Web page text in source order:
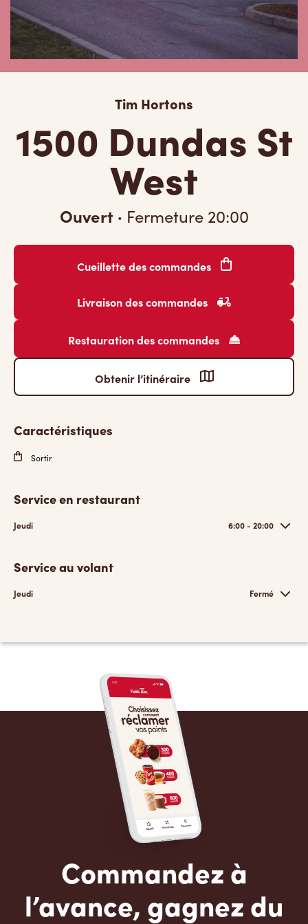
Tim Hortons
1500 Dundas St
West
Ouvert · Fermeture 20:00
Cueillette des commandes
Livraison des commandes
Restauration des commandes
Obtenir l’itinéraire
Caractéristiques
Sortir
Service en restaurant
Jeudi 6:00 - 20:00
Service au volant
Jeudi Fermé
Commandez à
l’avance, gagnez du